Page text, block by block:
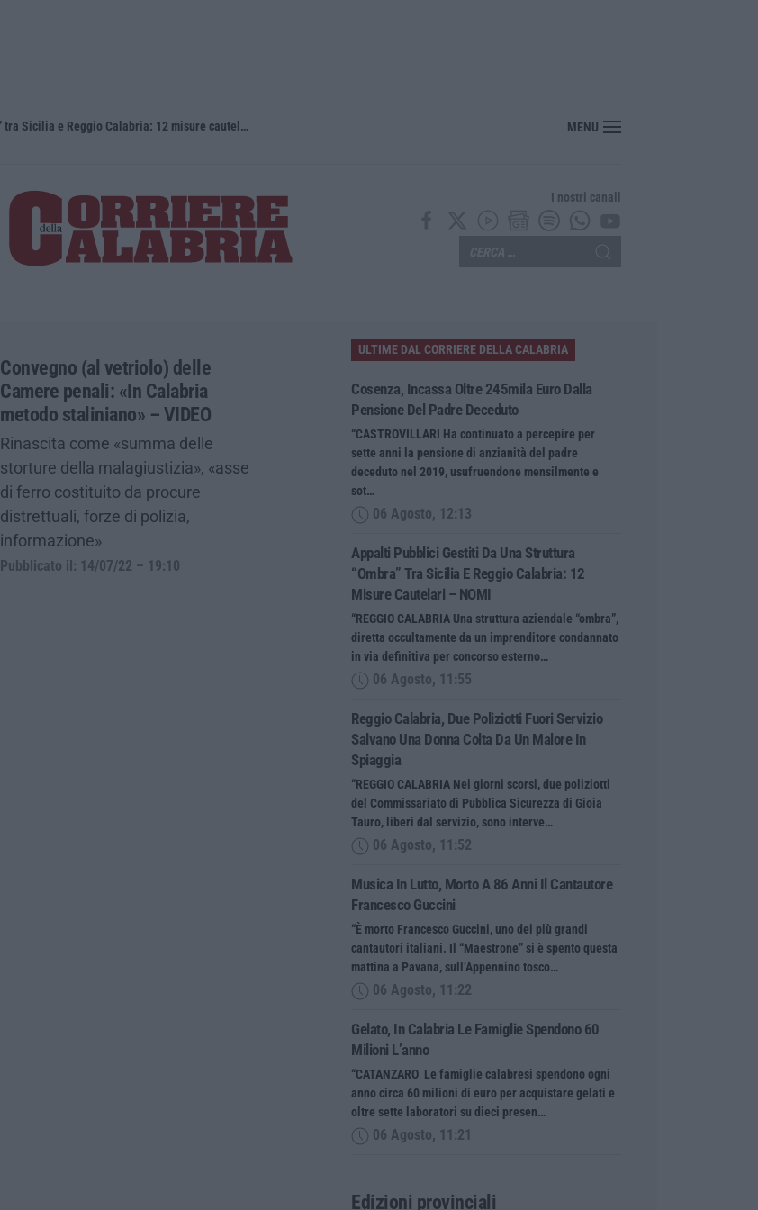
Appalti pubblici gestiti da una struttura “ombra” tra Sicilia e Reggio Calabria: 12 misure cautelari – NOMI Reggio Calabria, due poliziotti fuori servizio salvano una donna colta da un malore in
MENU
I nostri canali
Convegno (al vetriolo) delle
Camere penali: «In Calabria
metodo staliniano» – VIDEO
Rinascita come «summa delle
storture della malagiustizia», «asse
di ferro costituito da procure
distrettuali, forze di polizia,
informazione»
Pubblicato il: 14/07/22 – 19:10
ULTIME DAL CORRIERE DELLA CALABRIA
Cosenza, Incassa Oltre 245mila Euro Dalla
Pensione Del Padre Deceduto
“CASTROVILLARI Ha continuato a percepire per
sette anni la pensione di anzianità del padre
deceduto nel 2019, usufruendone mensilmente e
sot…
06 Agosto, 12:13
Appalti Pubblici Gestiti Da Una Struttura
“ombra” Tra Sicilia E Reggio Calabria: 12
Misure Cautelari – NOMI
“REGGIO CALABRIA Una struttura aziendale “ombra”,
diretta occultamente da un imprenditore condannato
in via definitiva per concorso esterno…
06 Agosto, 11:55
Reggio Calabria, Due Poliziotti Fuori Servizio
Salvano Una Donna Colta Da Un Malore In
Spiaggia
“REGGIO CALABRIA Nei giorni scorsi, due poliziotti
del Commissariato di Pubblica Sicurezza di Gioia
Tauro, liberi dal servizio, sono interve…
06 Agosto, 11:52
Musica In Lutto, Morto A 86 Anni Il Cantautore
Francesco Guccini
“È morto Francesco Guccini, uno dei più grandi
cantautori italiani. Il “Maestrone” si è spento questa
mattina a Pavana, sull’Appennino tosco…
06 Agosto, 11:22
Gelato, In Calabria Le Famiglie Spendono 60
Milioni L’anno
“CATANZARO Le famiglie calabresi spendono ogni
anno circa 60 milioni di euro per acquistare gelati e
oltre sette laboratori su dieci presen…
06 Agosto, 11:21
Edizioni provinciali